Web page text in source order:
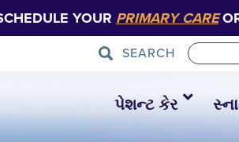
YOUR PRIMARY CARE
SEARCH
પેશન્ટ કેર